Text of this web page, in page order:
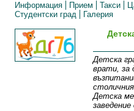
Информация
Прием Такси
Студентски град
Галерия
Детска
врати, за
Детска
заведение